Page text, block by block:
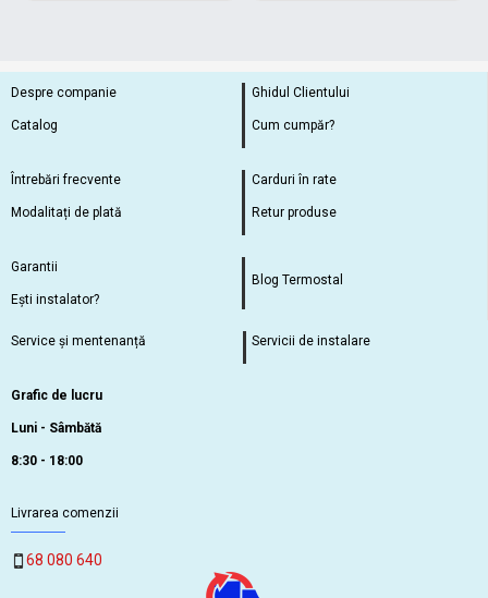
Despre companie
Catalog
Ghidul Clientului
Cum cumpăr?
Întrebări frecvente
Modalitați de plată
Carduri în rate
Retur produse
Garantii
Ești instalator?
Blog Termostal
Service și mentenanță Servicii de instalare
Grafic de lucru
Luni - Sâmbătă
8:30 - 18:00
Livrarea comenzii
68 080 640